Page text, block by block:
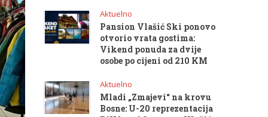
Aktuelno
Pansion Vlašić Ski ponovo
otvorio vrata gostima:
Vikend ponuda za dvije
osobe po cijeni od 210 KM
Aktuelno
Mladi „Zmajevi“ na krovu
Bosne: U-20 reprezentacija